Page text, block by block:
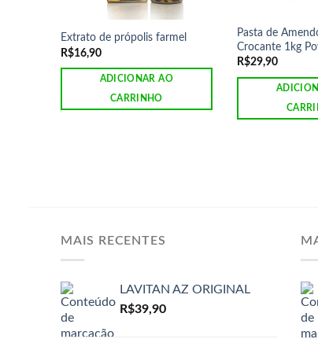
Extrato de própolis farmel
R$16,90
ADICIONAR AO
CARRINHO
Pasta de
Crocante 1kg
R$29,90
MAIS RECENTES
LAVITAN AZ ORIGINAL
R$39,90